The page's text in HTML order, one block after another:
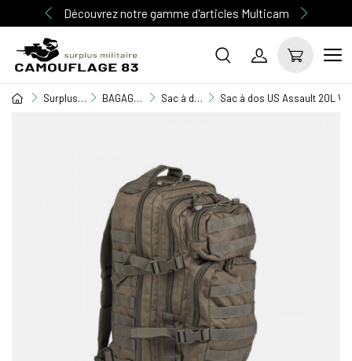
Découvrez notre gamme d'articles Multicam
Surplus Militaire BAGAGERIE MILITAIRE Sac à dos Sac à dos US Assault 20L